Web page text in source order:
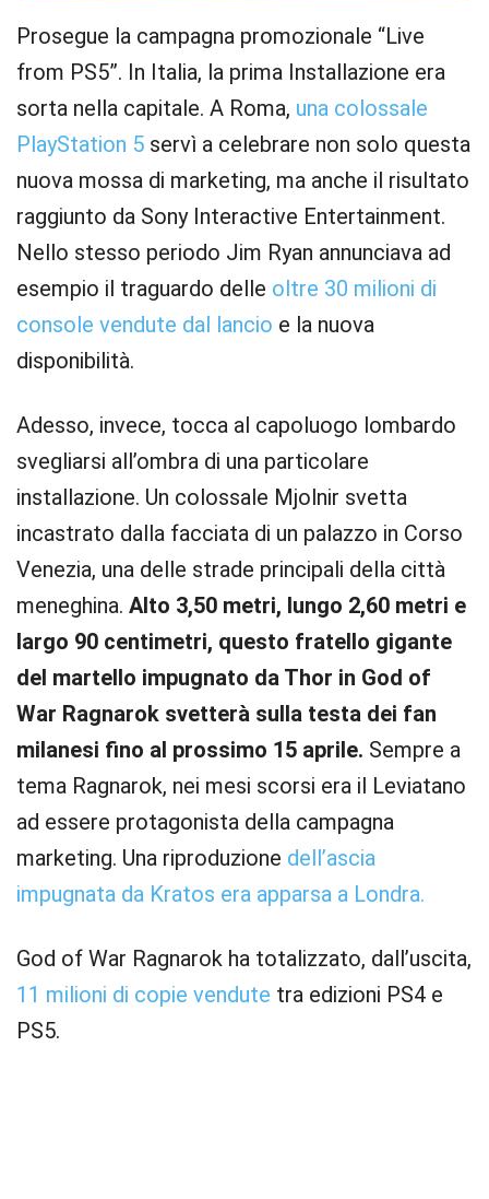
Prosegue la campagna promozionale “Live
from PS5”. In Italia, la prima Installazione era
sorta nella capitale. A Roma, una colossale
PlayStation 5 servì a celebrare non solo questa
nuova mossa di marketing, ma anche il risultato
raggiunto da Sony Interactive Entertainment.
Nello stesso periodo Jim Ryan annunciava ad
esempio il traguardo delle oltre 30 milioni di
console vendute dal lancio e la nuova
disponibilità.
Adesso, invece, tocca al capoluogo lombardo
svegliarsi all’ombra di una particolare
installazione. Un colossale Mjolnir svetta
incastrato dalla facciata di un palazzo in Corso
Venezia, una delle strade principali della città
meneghina. Alto 3,50 metri, lungo 2,60 metri e
largo 90 centimetri, questo fratello gigante
del martello impugnato da Thor in God of
War Ragnarok svetterà sulla testa dei fan
milanesi fino al prossimo 15 aprile. Sempre a
tema Ragnarok, nei mesi scorsi era il Leviatano
ad essere protagonista della campagna
marketing. Una riproduzione dell’ascia
impugnata da Kratos era apparsa a Londra.
God of War Ragnarok ha totalizzato, dall’uscita,
11 milioni di copie vendute tra edizioni PS4 e
PS5.